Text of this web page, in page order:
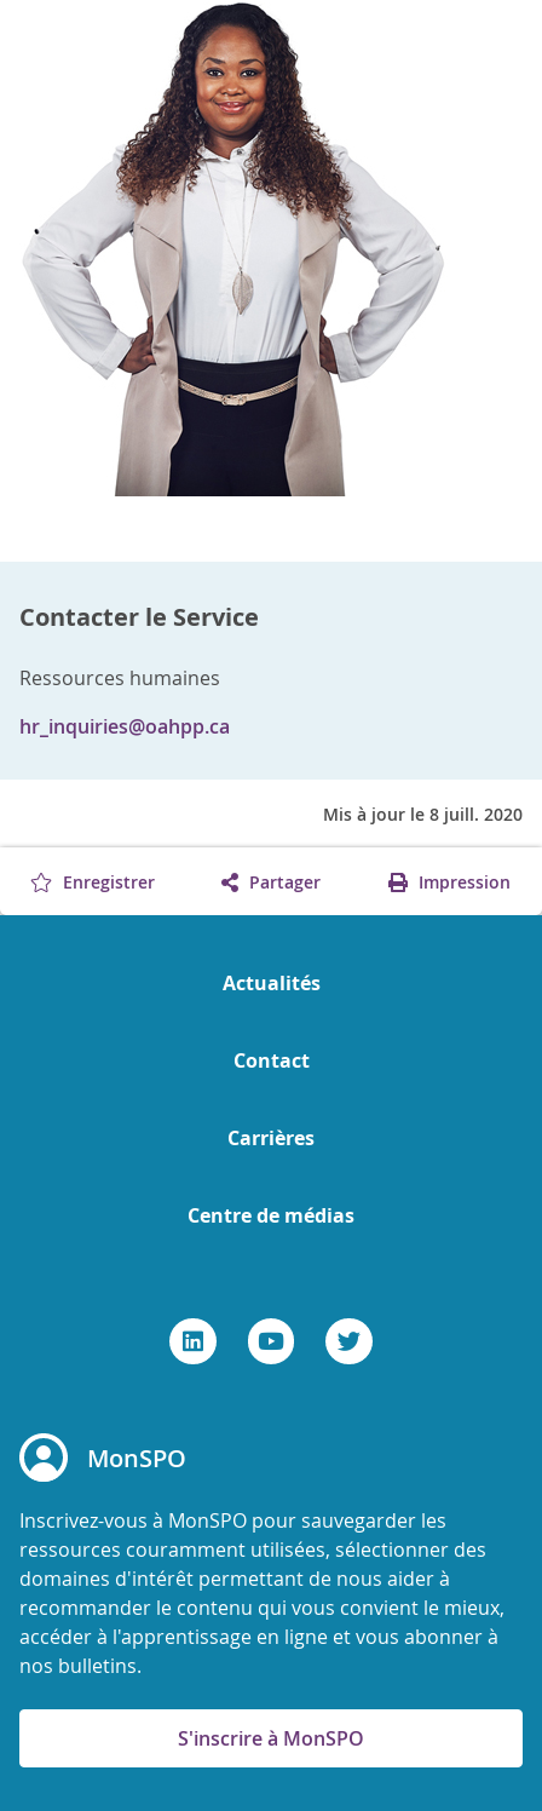
Contacter le Service
Ressources humaines
hr_inquiries@oahpp.ca
Mis à jour le 8 juill. 2020
Enregistrer Partager Impression
Actualités
Contact
Carrières
Centre de médias
MonSPO
Inscrivez-vous à MonSPO pour sauvegarder les
ressources couramment utilisées, sélectionner des
domaines d'intérêt permettant de nous aider à
recommander le contenu qui vous convient le mieux,
accéder à l'apprentissage en ligne et vous abonner à
nos bulletins.
S'inscrire à MonSPO